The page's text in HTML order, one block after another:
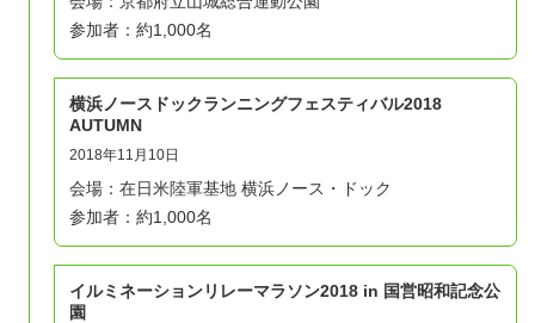
参加者：約1,000名
横浜ノースドックランニングフェスティバル2018
AUTUMN
2018年11月10日
会場：在日米陸軍基地 横浜ノース・ドック
参加者：約1,000名
イルミネーションリレーマラソン2018 in 国営昭和記念公
園